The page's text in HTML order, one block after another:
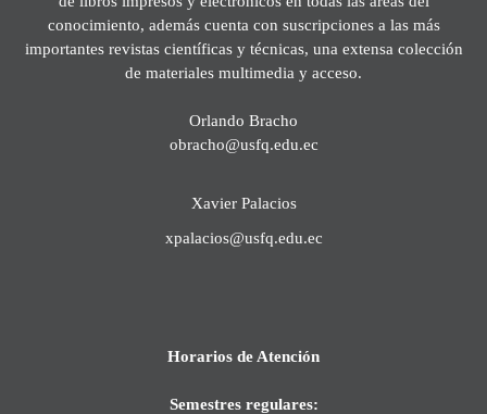
conocimiento, además cuenta con suscripciones a las más
importantes revistas científicas y técnicas, una extensa colección
de materiales multimedia y acceso.
Orlando Bracho
obracho@usfq.edu.ec
Xavier Palacios
xpalacios@usfq.edu.ec
Horarios de Atención
Semestres regulares: